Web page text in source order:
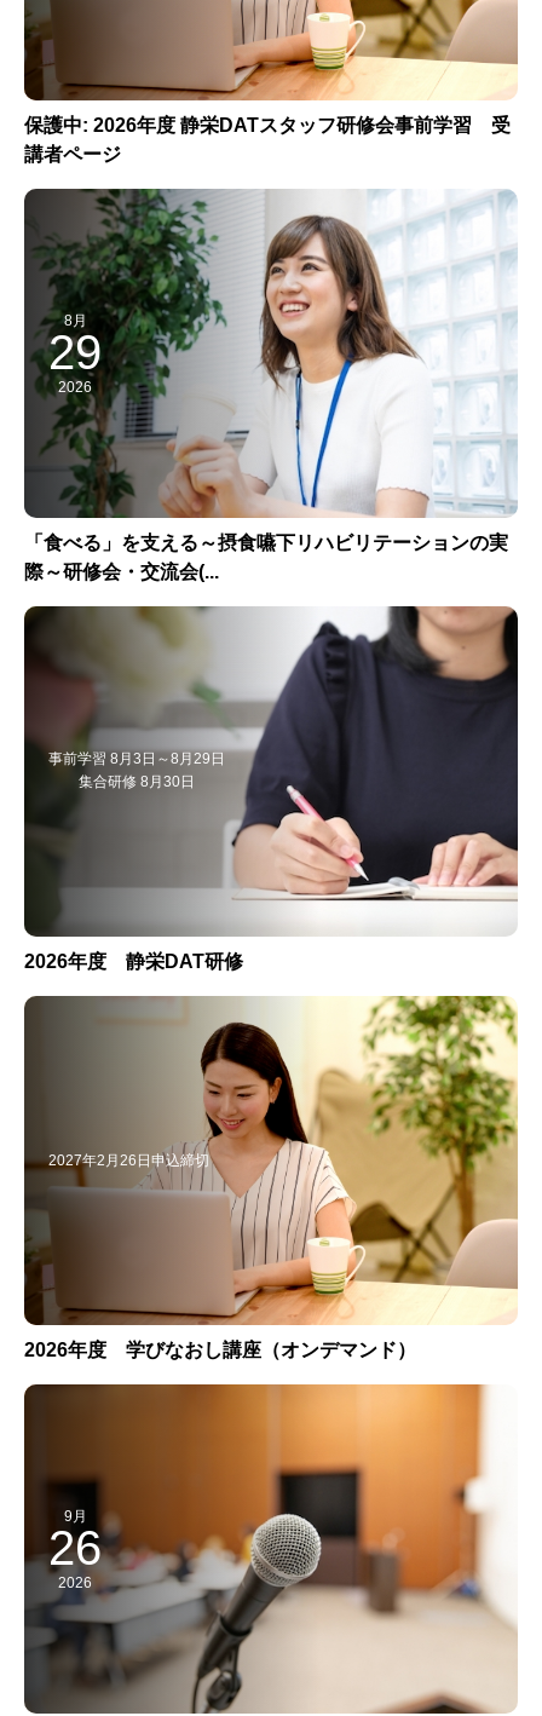
保護中: 2026年度 静栄DATスタッフ研修会事前学習 受
講者ページ
8月
29
2026
「食べる」を支える～摂食嚥下リハビリテーションの実
際～研修会・交流会(...
事前学習 8月3日～8月29日
集合研修 8月30日
2026年度 静栄DAT研修
2027年2月26日申込締切
2026年度 学びなおし講座（オンデマンド）
9月
26
2026